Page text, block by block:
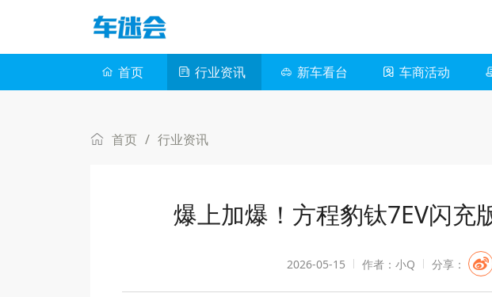
首页 行业资讯 新车看台 车商活动
首页 / 行业资讯
爆上加爆！方程豹钛7EV闪充
2026-05-15 作者：小Q 分享：